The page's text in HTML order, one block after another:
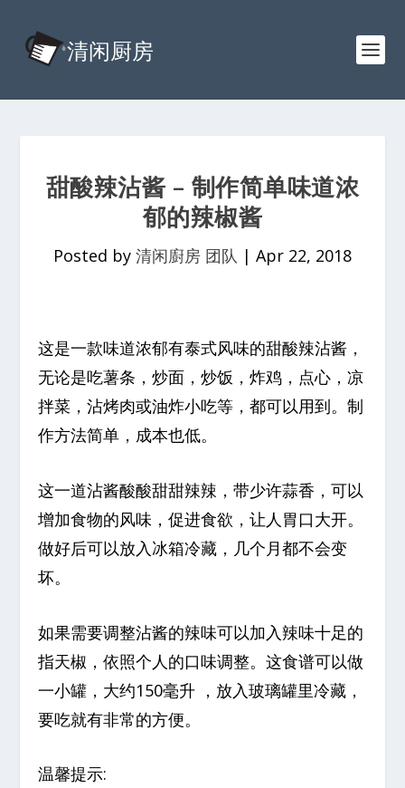
甜酸辣沾酱 – 制作简单味道浓
郁的辣椒酱
Posted by 清闲廚房 团队 | Apr 22, 2018
这是一款味道浓郁有泰式风味的甜酸辣沾酱，
无论是吃薯条，炒面，炒饭，炸鸡，点心，凉
拌菜，沾烤肉或油炸小吃等，都可以用到。制
作方法简单，成本也低。
这一道沾酱酸酸甜甜辣辣，带少许蒜香，可以
增加食物的风味，促进食欲，让人胃口大开。
做好后可以放入冰箱冷藏，几个月都不会变
坏。
如果需要调整沾酱的辣味可以加入辣味十足的
指天椒，依照个人的口味调整。这食谱可以做
一小罐，大约150毫升 ，放入玻璃罐里冷藏，
要吃就有非常的方便。
温馨提示: